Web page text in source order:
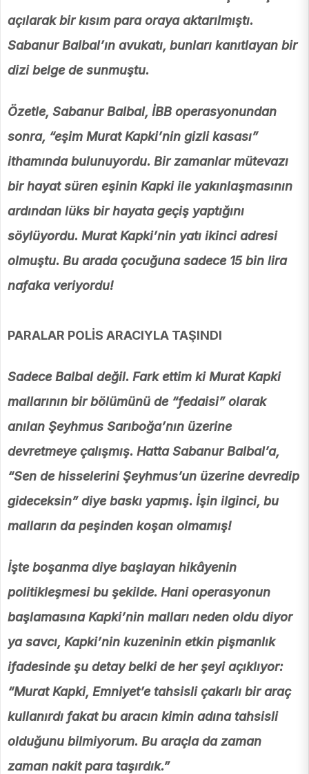
açılarak bir kısım para oraya aktarılmıştı.
Sabanur Balbal’ın avukatı, bunları kanıtlayan bir
dizi belge de sunmuştu.
Özetle, Sabanur Balbal, İBB operasyonundan
sonra, “eşim Murat Kapki’nin gizli kasası”
ithamında bulunuyordu. Bir zamanlar mütevazı
bir hayat süren eşinin Kapki ile yakınlaşmasının
ardından lüks bir hayata geçiş yaptığını
söylüyordu. Murat Kapki’nin yatı ikinci adresi
olmuştu. Bu arada çocuğuna sadece 15 bin lira
nafaka veriyordu!
PARALAR POLİS ARACIYLA TAŞINDI
Sadece Balbal değil. Fark ettim ki Murat Kapki
mallarının bir bölümünü de “fedaisi” olarak
anılan Şeyhmus Sarıboğa’nın üzerine
devretmeye çalışmış. Hatta Sabanur Balbal’a,
“Sen de hisselerini Şeyhmus’un üzerine devredip
gideceksin” diye baskı yapmış. İşin ilginci, bu
malların da peşinden koşan olmamış!
İşte boşanma diye başlayan hikâyenin
politikleşmesi bu şekilde. Hani operasyonun
başlamasına Kapki’nin malları neden oldu diyor
ya savcı, Kapki’nin kuzeninin etkin pişmanlık
ifadesinde şu detay belki de her şeyi açıklıyor:
“Murat Kapki, Emniyet’e tahsisli çakarlı bir araç
kullanırdı fakat bu aracın kimin adına tahsisli
olduğunu bilmiyorum. Bu araçla da zaman
zaman nakit para taşırdık.”